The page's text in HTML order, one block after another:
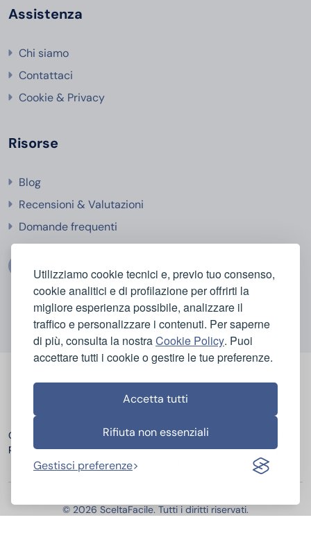
Utilizziamo cookie tecnici e, previo tuo consenso,
cookie analitici e di profilazione per offrirti la
migliore esperienza possibile, analizzare il
traffico e personalizzare i contenuti. Per saperne
di più, consulta la nostraCookie Policy. Puoi
accettare tutti i cookie o gestire le tue preferenze.
Accetta tutti
Rifiuta non essenziali
Gestisci preferenze
Assistenza
Chi siamo
Contattaci
Cookie & Privacy
Risorse
Blog
Recensioni & Valutazioni
Domande frequenti
Categorie
popolari
Casa e Igiene
Bellezza e Cura del Corpo
Elettrodomestici
Sport e Tempo Libero
Elettronica
© 2026 SceltaFacile. Tutti i diritti riservati.